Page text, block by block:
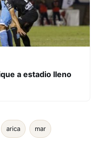
a estadio lleno
arica mar